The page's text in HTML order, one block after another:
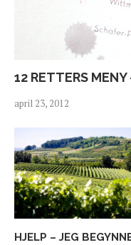
12 RETTERS
april 23, 2012
HJELP – JEG